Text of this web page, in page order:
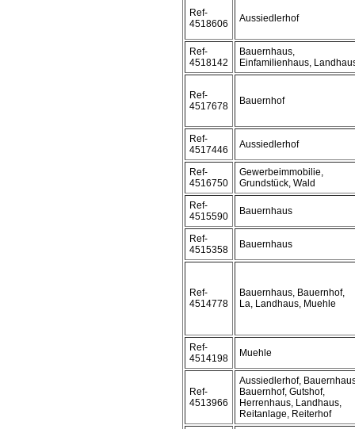
Ref-
4518606
Aussiedlerhof
Ref-
4518142
Bauernhaus,
Einfamilienhaus,
Ref-
4517678
Bauernhof
Ref-
4517446
Aussiedlerhof
Ref-
4516750
Gewerbeimmobilie,
Grundstück, Wald
Ref-
4515590
Bauernhaus
Ref-
4515358
Bauernhaus
Ref-
4514778
Bauernhaus, Bauernhof,
La, Landhaus, Muehle
Ref-
4514198
Muehle
Ref-
4513966
Aussiedlerhof,
Bauernhof, Gutshof,
Herrenhaus, Landhaus,
Reitanlage, Reiterhof